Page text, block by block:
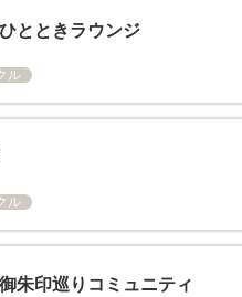
とときラウンジ
ル
ル
朱印巡りコミュニティ